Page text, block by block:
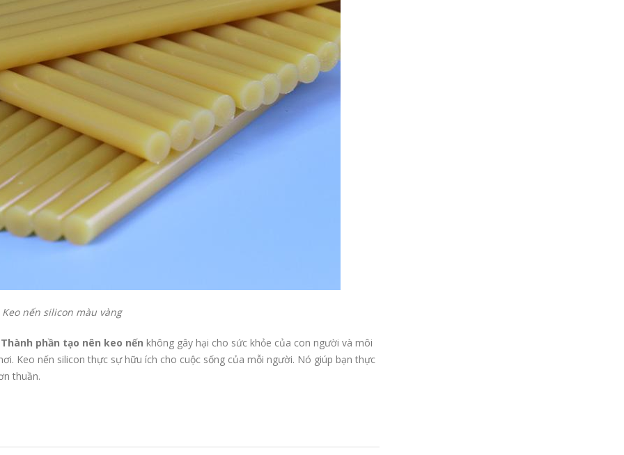
Keo nến silicon màu vàng
Thành phần tạo nên keo nến không gây hại cho sức khỏe của con người và môi
Keo nến silicon thực sự hữu ích cho cuộc sống của mỗi người. Nó giúp bạn thực
thuần.